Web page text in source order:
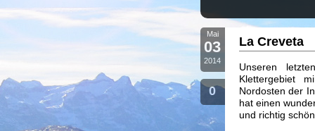
Mai
03
2014
0
La Creveta
Unseren
Klettergebiet
Nordosten der
hat einen
und richtig